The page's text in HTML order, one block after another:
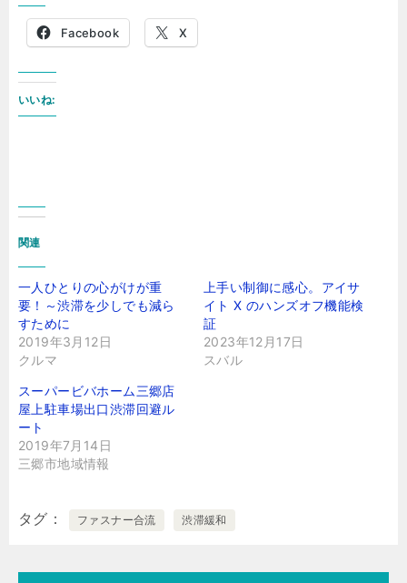
Facebook X
いいね:
関連
一人ひとりの心がけが重
要！～渋滞を少しでも減ら
すために
2019年3月12日
クルマ
上手い制御に感心。アイサ
イト X のハンズオフ機能検
証
2023年12月17日
スバル
スーパービバホーム三郷店
屋上駐車場出口渋滞回避ル
ート
2019年7月14日
三郷市地域情報
タグ ファスナー合流 渋滞緩和